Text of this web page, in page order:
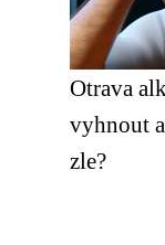
Otrava
vyhnout
zle?